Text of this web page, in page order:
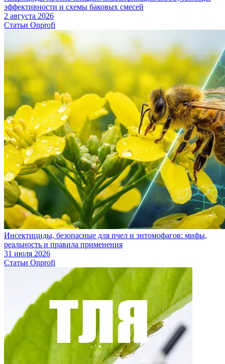
эффективности и схемы баковых смесей
2 августа 2026
Статьи Onprofi
Инсектициды, безопасные для пчел и энтомофагов: мифы,
реальность и правила применения
31 июля 2026
Статьи Onprofi